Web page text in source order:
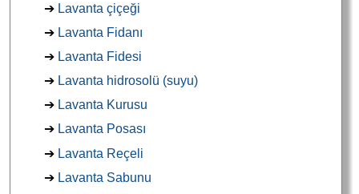
➔ Lavanta çiçeği
➔ Lavanta Fidanı
➔ Lavanta Fidesi
➔ Lavanta hidrosolü (suyu)
➔ Lavanta Kurusu
➔ Lavanta Posası
➔ Lavanta Reçeli
➔ Lavanta Sabunu